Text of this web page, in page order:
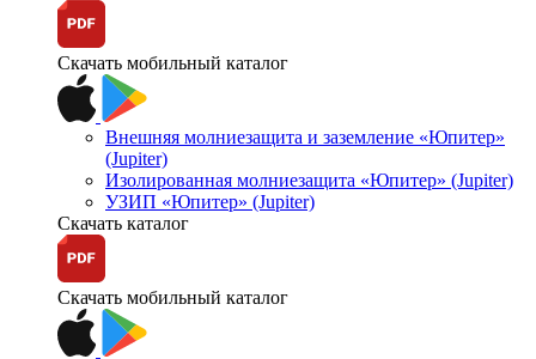
Скачать мобильный каталог
Внешняя молниезащита и заземление «Юпитер»
(Jupiter)
Изолированная молниезащита «Юпитер» (Jupiter)
УЗИП «Юпитер» (Jupiter)
Скачать каталог
Скачать мобильный каталог